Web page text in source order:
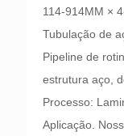
114-914MM ×
Tubulação de
Pipeline de
estrutura aço,
Processo:
Aplicação.